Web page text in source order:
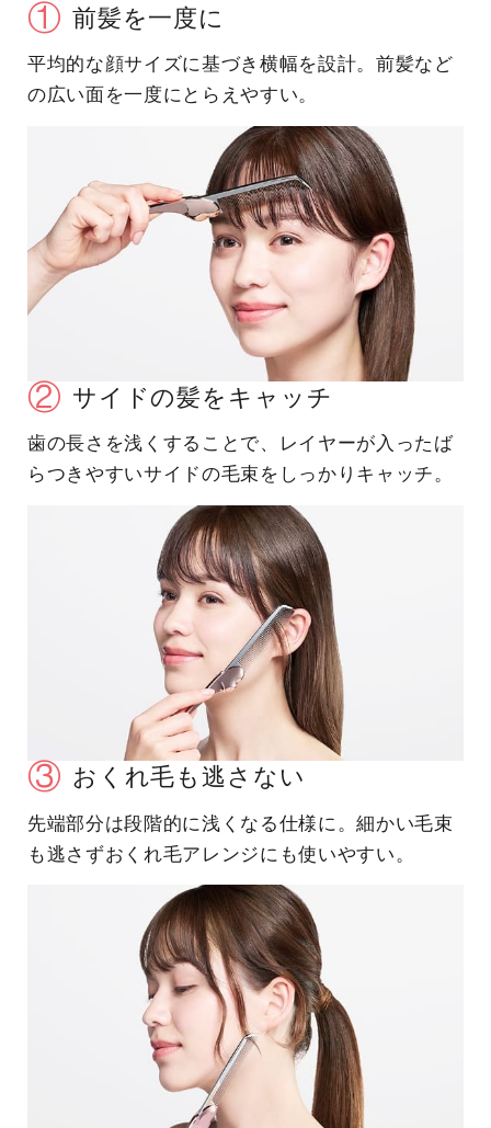
① 前髪を一度に
平均的な顔サイズに基づき横幅を設計。前髪など
の広い面を一度にとらえやすい。
② サイドの髪をキャッチ
歯の長さを浅くすることで、レイヤーが入ったば
らつきやすいサイドの毛束をしっかりキャッチ。
③ おくれ毛も逃さない
先端部分は段階的に浅くなる仕様に。細かい毛束
も逃さずおくれ毛アレンジにも使いやすい。